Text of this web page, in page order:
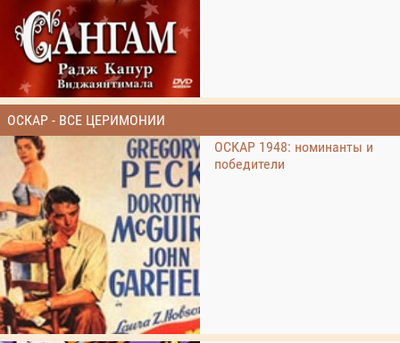
ОСКАР - ВСЕ ЦЕРИМОНИИ
ОСКАР 1948: номинанты и
победители